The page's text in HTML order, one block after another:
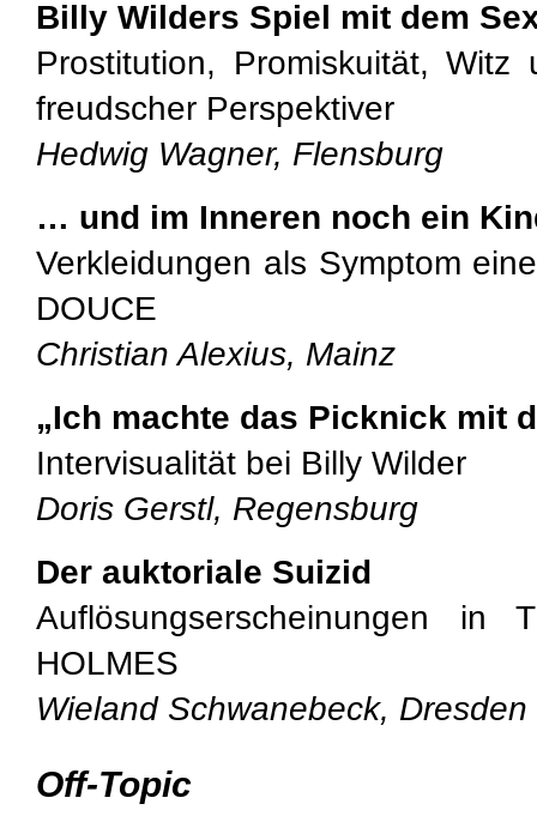
Billy Wilders Spiel mit dem
Prostitution, Promiskuität,
freudscher Perspektiver
Hedwig Wagner, Flensburg
… und im Inneren noch ein
Verkleidungen als Symptom
DOUCE
Christian Alexius, Mainz
„Ich machte das Picknick mit
Intervisualität bei Billy Wilder
Doris Gerstl, Regensburg
Der auktoriale Suizid
Auflösungserscheinungen in
HOLMES
Wieland Schwanebeck, Dresden
Off-Topic